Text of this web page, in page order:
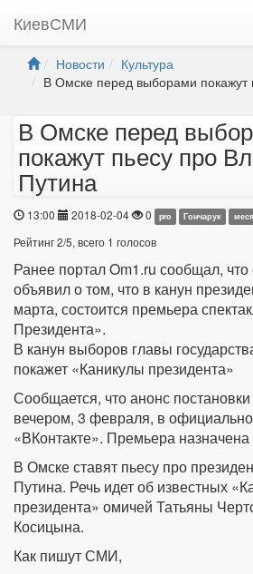
КиевСМИ
Новости
Культура
В Омске перед выборами покажут
В Омске перед
покажут пьесу про
Путина
13:00 2018-02-04 0 pro Гончарук
Рейтинг2/5, всего 1 голосов
Ранее портал Om1.ru сообщал,
объявил о том, что в канун
марта, состоится премьера
Президента».
В канун выборов главы
покажет «Каникулы президента»
Сообщается, что анонс
вечером, 3 февраля, в
«ВКонтакте». Премьера
В Омске ставят пьесу про
Путина. Речь идет об известных
президента» омичей Татьяны
Косицына.
Как пишут СМИ,